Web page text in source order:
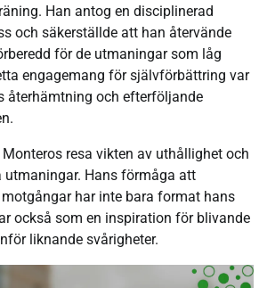
Han antog en disciplinerad
och säkerställde att han återvände
för de utmaningar som låg
engagemang för självförbättring var
återhämtning och efterföljande
resa vikten av uthållighet och
utmaningar. Hans förmåga att
har inte bara format hans
också som en inspiration för blivande
liknande svårigheter.